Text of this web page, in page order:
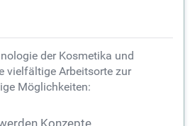
der Kosmetika und
vielfältige Arbeitsorte zur
Möglichkeiten: